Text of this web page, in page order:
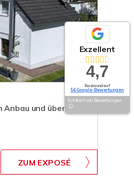
und über 245
ZUM EXPOSÉ
Exzellent
4,7
Basierend auf
56 Google-Bewertungen
Echtheit von Bewertungen